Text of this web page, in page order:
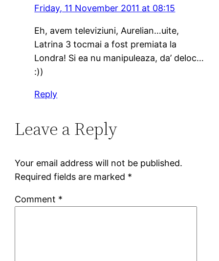
Friday, 11 November 2011 at 08:15
Eh, avem televiziuni, Aurelian…uite,
Latrina 3 tocmai a fost premiata la
Londra! Si ea nu manipuleaza, da’ deloc…
:))
Reply
Leave a Reply
Your email address will not be published.
Required fields are marked *
Comment *